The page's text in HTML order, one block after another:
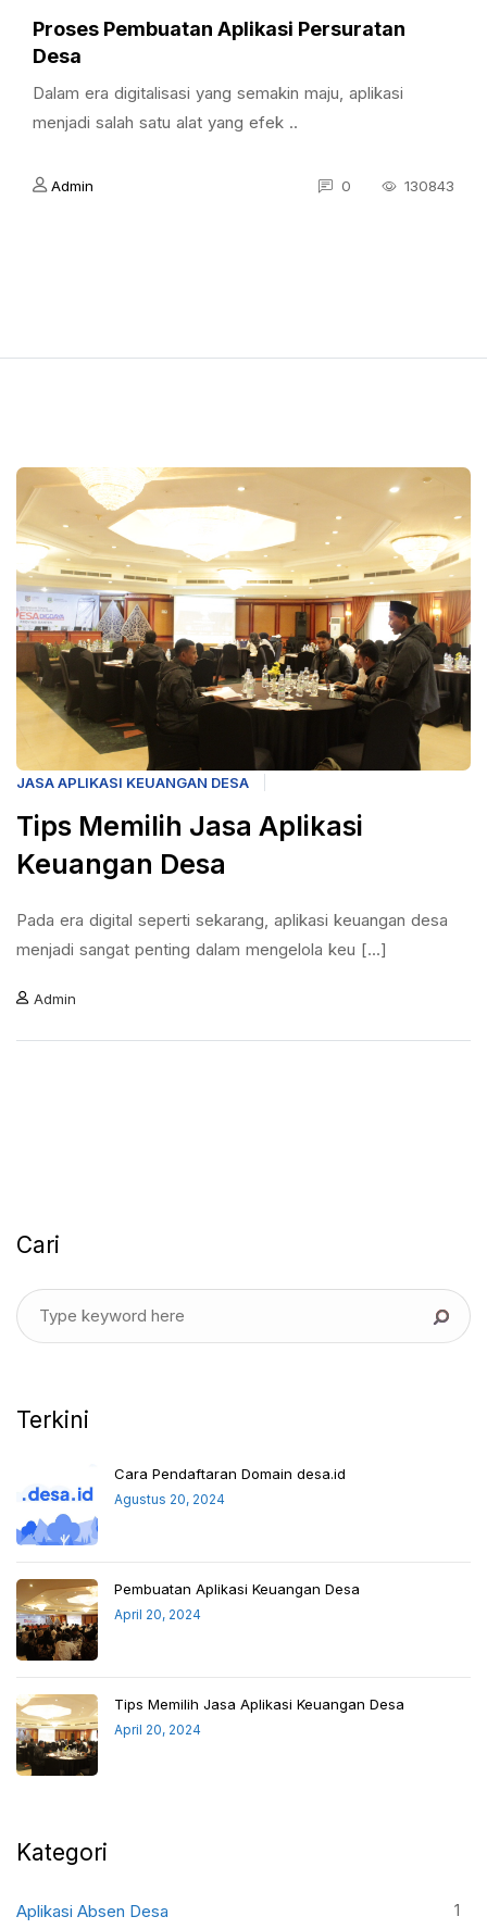
Proses Pembuatan Aplikasi Persuratan
Desa
Dalam era digitalisasi yang semakin maju, aplikasi
menjadi salah satu alat yang efek ..
Admin 0 130843
JASA APLIKASI KEUANGAN DESA
Tips Memilih Jasa Aplikasi
Keuangan Desa
Pada era digital seperti sekarang, aplikasi keuangan desa
menjadi sangat penting dalam mengelola keu [...]
Admin
Cari
Terkini
Cara Pendaftaran Domain desa.id
Agustus 20, 2024
Pembuatan Aplikasi Keuangan Desa
April 20, 2024
Tips Memilih Jasa Aplikasi Keuangan Desa
April 20, 2024
Kategori
Aplikasi Absen Desa 1